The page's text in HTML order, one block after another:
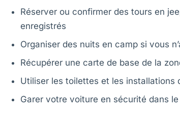
Réserver ou confirmer des tours en
enregistrés
Organiser des nuits en camp si vous
Récupérer une carte de base de la
Utiliser les toilettes et les installations
Garer votre voiture en sécurité dans